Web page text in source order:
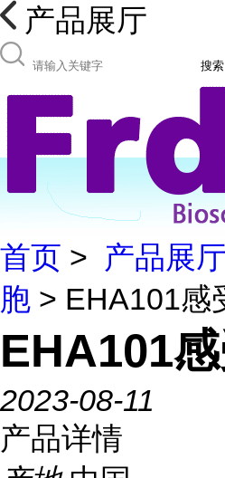
产品展厅
搜索
首页 > 产品展厅
胞 > EHA101感
EHA101
2023-08-11
产品详情